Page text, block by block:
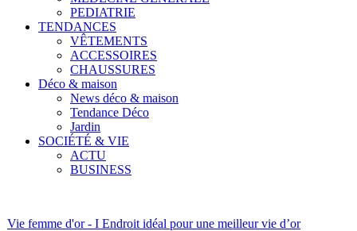
PEDIATRIE
TENDANCES
VÊTEMENTS
ACCESSOIRES
CHAUSSURES
Déco & maison
News déco & maison
Tendance Déco
Jardin
SOCIÉTÉ & VIE
ACTU
BUSINESS
Vie femme d'or - I Endroit idéal pour une meilleur vie d’or